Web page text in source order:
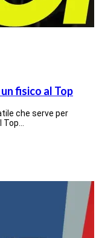
fisico al Top
che serve per